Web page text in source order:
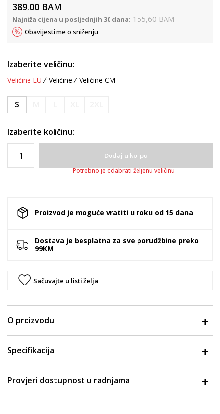
389,00 BAM
Najniža cijena u posljednjih 30 dana: 155,60 BAM
Obavijesti me o sniženju
Izaberite veličinu:
Veličine EU Veličine Veličine CM
S
Izaberite količinu:
Dodaj u korpu
Potrebno je odabrati željenu veličinu
Proizvod je moguće vratiti u roku od 15 dana
Dostava je besplatna za sve porudžbine preko
99KM
Sačuvajte u listi želja
O proizvodu
Specifikacija
Provjeri dostupnost u radnjama